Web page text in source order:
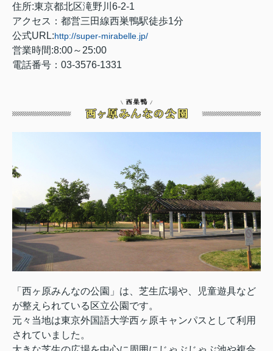
住所:東京都北区滝野川6-2-1
アクセス：都営三田線西巣鴨駅徒歩1分
公式URL:http://super-mirabelle.jp/
営業時間:8:00～25:00
電話番号：03-3576-1331
「西ヶ原みんなの公園」は、芝生広場や、児童遊具など
が整えられている区立公園です。
元々当地は東京外国語大学西ヶ原キャンパスとして利用
されていました。